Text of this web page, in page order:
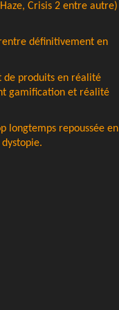
Crisis 2 entre autre)
définitivement en
de produits en réalité
gamification et réalité
longtemps repoussée en